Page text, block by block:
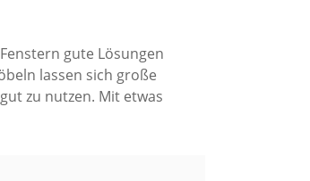
gute Lösungen
lassen sich große
zu nutzen. Mit etwas